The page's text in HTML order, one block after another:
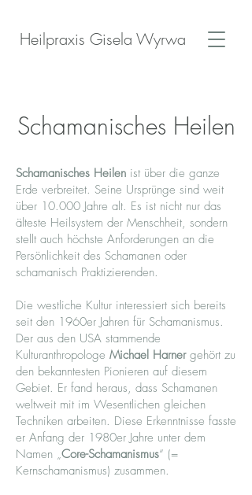
Heilpraxis Gisela Wyrwa
Schamanisches Heilen
Schamanisches Heilen ist über die ganze
Erde verbreitet. Seine Ursprünge sind weit
über 10.000 Jahre alt. Es ist nicht nur das
älteste Heilsystem der Menschheit, sondern
stellt auch höchste Anforderungen an die
Persönlichkeit des Schamanen oder
schamanisch Praktizierenden.
Die westliche Kultur interessiert sich bereits
seit den 1960er Jahren für Schamanismus.
Der aus den USA stammende
Kulturanthropologe Michael Harnergehört zu
den bekanntesten Pionieren auf diesem
Gebiet. Er fand heraus, dass Schamanen
weltweit mit im Wesentlichen gleichen
Techniken arbeiten. Diese Erkenntnisse fasste
er Anfang der 1980er Jahre unter dem
Namen „Core-Schamanismus“ (=
Kernschamanismus) zusammen.